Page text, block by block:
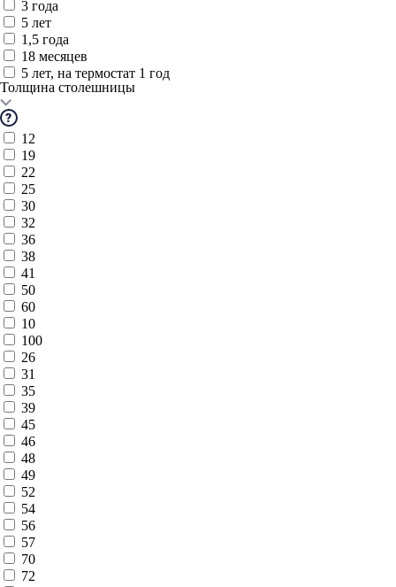
3 года
5 лет
1,5 года
18 месяцев
5 лет, на термостат 1 год
Толщина столешницы
12
19
22
25
30
32
36
38
41
50
60
10
100
26
31
35
39
45
46
48
49
52
54
56
57
70
72